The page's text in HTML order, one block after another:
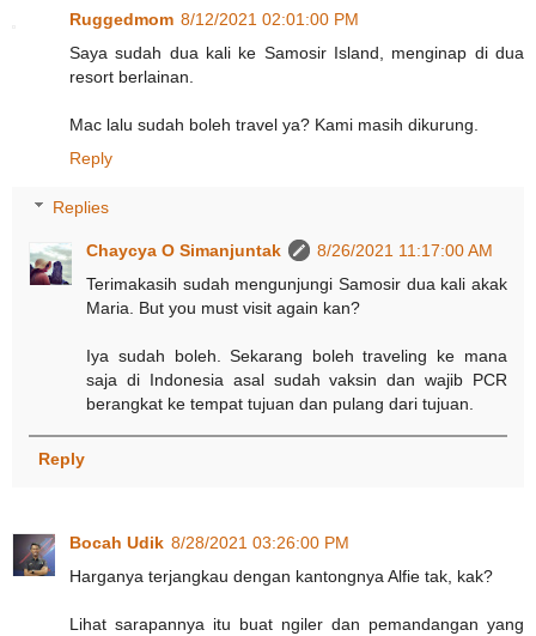
Ruggedmom 8/12/2021 02:01:00 PM
Saya sudah dua kali ke Samosir Island, menginap di dua
resort berlainan.
Mac lalu sudah boleh travel ya? Kami masih dikurung.
Reply
Replies
Chaycya O Simanjuntak
8/26/2021 11:17:00 AM
Terimakasih sudah mengunjungi Samosir dua kali akak
Maria. But you must visit again kan?
Iya sudah boleh. Sekarang boleh traveling ke mana
saja di Indonesia asal sudah vaksin dan wajib PCR
berangkat ke tempat tujuan dan pulang dari tujuan.
Reply
Bocah Udik 8/28/2021 03:26:00 PM
Harganya terjangkau dengan kantongnya Alfie tak, kak?
Lihat sarapannya itu buat ngiler dan pemandangan yang